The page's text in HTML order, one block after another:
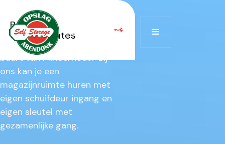
+32 474 522 672
Op zoek naar een
magazijnruimte te huur in de
buurt van Minderhout?‎ ‍Bij
ons kan je een
magazijnruimte huren met
eigen schuifdeur ingang en
eigen sleutel met
gezamenlijke gang.
Bekijk alle
opslagruimtes